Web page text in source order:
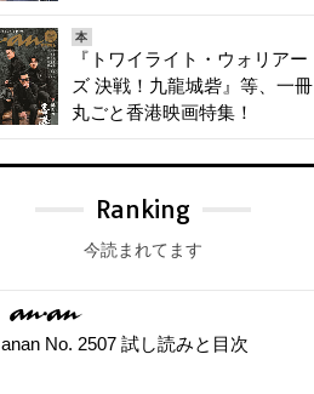
本
『トワイライト・ウォリアー
ズ 決戦！九龍城砦』等、一冊
丸ごと香港映画特集！
Ranking
今読まれてます
anan No. 2507 試し読みと目次